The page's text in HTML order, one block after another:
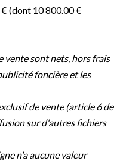
(dont 10 800.00 €
vente sont nets, hors frais
foncière et les
de vente (article 6 de
sur d'autres fichiers
n'a aucune valeur